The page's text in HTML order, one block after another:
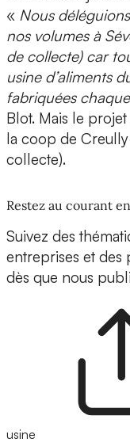
« Nous
nos volumes à
de collecte) car
usine d’aliments
fabriquées
Blot. Mais le
la coop de
collecte).
Restez au courant
Suivez des
entreprises et des
dès que nous
usine